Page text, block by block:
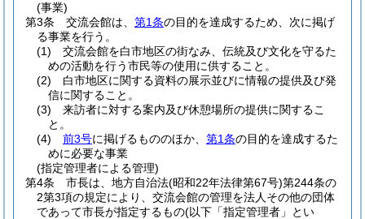
(事業)
第3条
交流会館は、 第1条の目的を達成するため、次に掲げ
る事業を行う。
(1)
交流会館を白市地区の街なみ、伝統及び文化を守るた
めの活動を行う市民等の使用に供すること。
(2)
白市地区に関する資料の展示並びに情報の提供及び発
信に関すること。
(3)
来訪者に対する案内及び休憩場所の提供に関するこ
と。
(4)
前3号に掲げるもののほか、 第1条の目的を達成するた
めに必要な事業
(指定管理者による管理)
第4条
市長は、地方自治法(昭和22年法律第67号)第244条の
2第3項の規定により、交流会館の管理を法人その他の団体
であって市長が指定するもの(以下「指定管理者」とい